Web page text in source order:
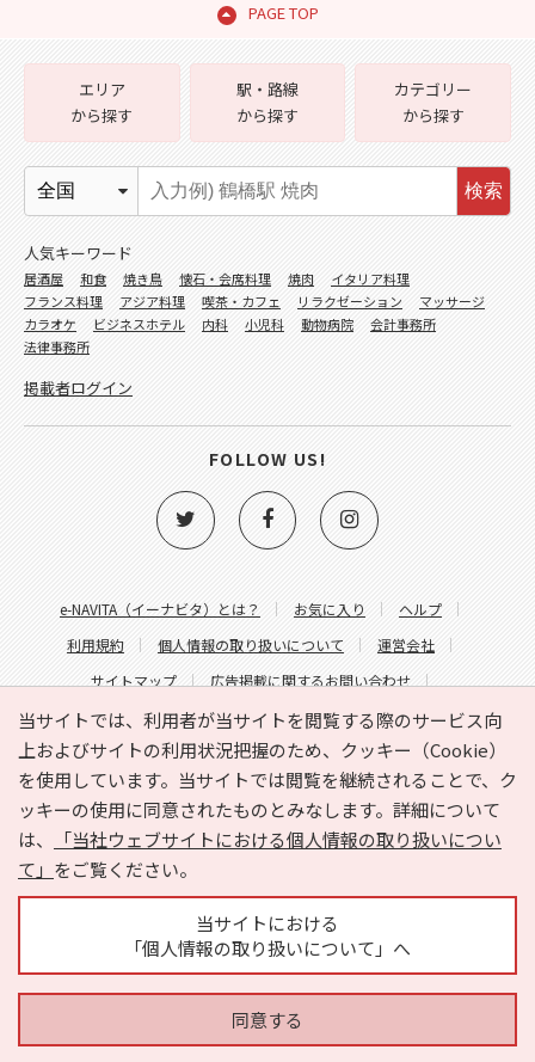
PAGE TOP
当サイトでは、利用者が当サイトを閲覧する際のサービス向
上およびサイトの利用状況把握のため、クッキー（Cookie）
を使用しています。当サイトでは閲覧を継続されることで、ク
ッキーの使用に同意されたものとみなします。詳細について
は、
「当社ウェブサイトにおける個人情報の取り扱いについ
て」 をご覧ください。
当サイトにおける
「個人情報の取り扱いについて」へ
同意する
e-NAVITA（イーナビタ）とは？ お気に入り
ヘルプ
利用規約
個人情報の取り扱いについて
運営会社
サイトマップ
広告掲載に関するお問い合わせ
サイトの内容に関するお問い合わせ
エリア
から探す
駅・路線
から探す
カテゴリー
から探す
検索
人気キーワード
居酒屋 和食 焼き鳥 懐石・会席料理 焼肉
イタリア料理
フランス料理
アジア料理 喫茶・カフェ リラクゼーション
マッサージ
カラオケ
ビジネスホテル 内科 小児科 動物病院
会計事務所
法律事務所
掲載者ログイン
FOLLOW US!
Copyright © HYOJITO.Co.,Ltd. All Rights Reserved.